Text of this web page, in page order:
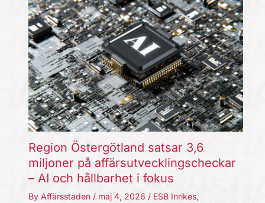
Region Östergötland satsar 3,6
miljoner på affärsutvecklingscheckar
– AI och hållbarhet i fokus
By Affärsstaden / maj 4, 2026 / ESB Inrikes,